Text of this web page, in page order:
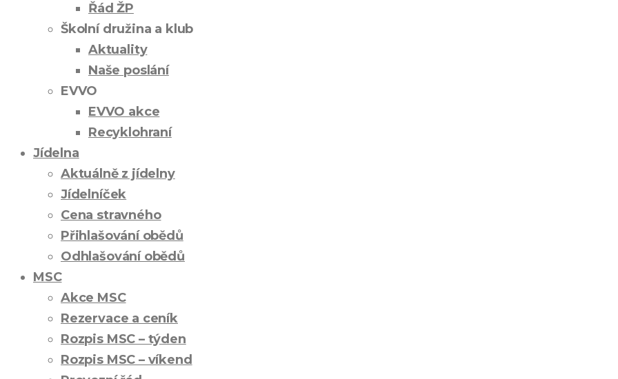
Řád ŽP
Školní družina a klub
Aktuality
Naše poslání
EVVO
EVVO akce
Recyklohraní
Jídelna
Aktuálně z jídelny
Jídelníček
Cena stravného
Přihlašování obědů
Odhlašování obědů
MSC
Akce MSC
Rezervace a ceník
Rozpis MSC – týden
Rozpis MSC – víkend